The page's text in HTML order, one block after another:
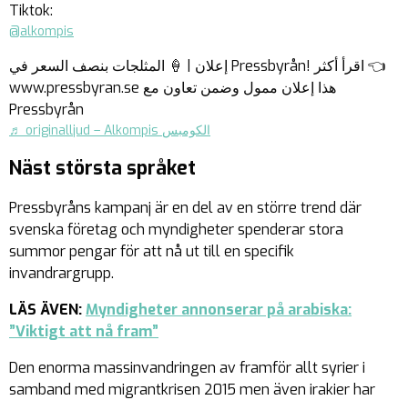
Tiktok:
@alkompis
إعلان | 🍦 المثلجات بنصف السعر في Pressbyrån! اقرأ أكثر 👈
www.pressbyran.se هذا إعلان ممول وضمن تعاون مع
Pressbyrån
♬ originalljud – Alkompis الكومبس
Näst största språket
Pressbyråns kampanj är en del av en större trend där
svenska företag och myndigheter spenderar stora
summor pengar för att nå ut till en specifik
invandrargrupp.
LÄS ÄVEN:Myndigheter annonserar på arabiska:
”Viktigt att nå fram”
Den enorma massinvandringen av framför allt syrier i
samband med migrantkrisen 2015 men även irakier har